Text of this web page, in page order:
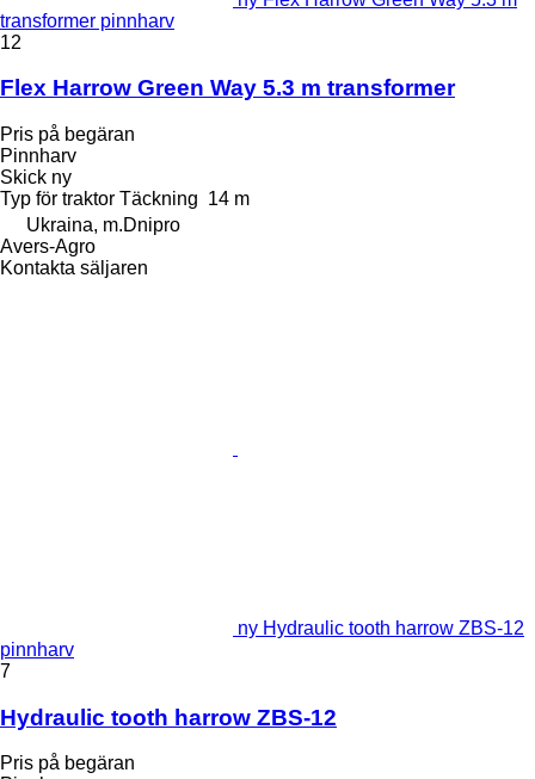
transformer pinnharv
12
Flex Harrow Green Way 5.3 m transformer
Pris på begäran
Pinnharv
Skick ny
Typ för traktor Täckning 14 m
Ukraina, m.Dnipro
Avers-Agro
Kontakta säljaren
ny Hydraulic tooth harrow ZBS-12
pinnharv
7
Hydraulic tooth harrow ZBS-12
Pris på begäran